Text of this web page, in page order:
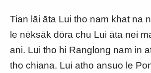
Tian lāi āta Lui tho nam khat na
le nēksāk dōra chu Lui āta nei
ani. Lui tho hi Ranglong nam in
tho chiana. Lui atho ansuo le